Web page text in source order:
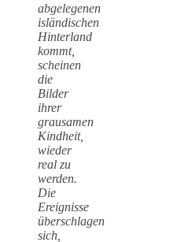
abgelegenen
isländischen
Hinterland
kommt,
scheinen
die
Bilder
ihrer
grausamen
Kindheit,
wieder
real zu
werden.
Die
Ereignisse
überschlagen
sich,